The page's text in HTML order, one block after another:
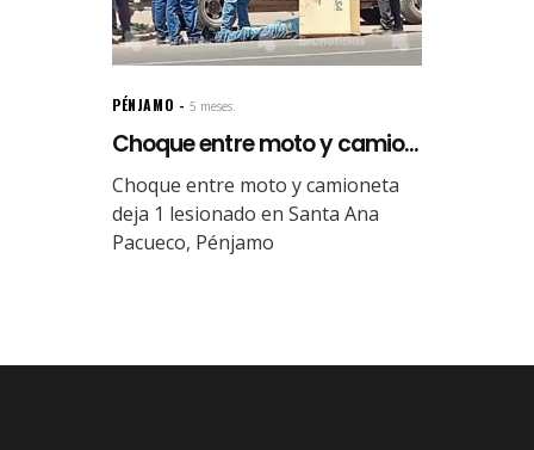
PÉNJAMO 5 meses.
Choque entre moto y camio...
Choque entre moto y camioneta
deja 1 lesionado en Santa Ana
Pacueco, Pénjamo